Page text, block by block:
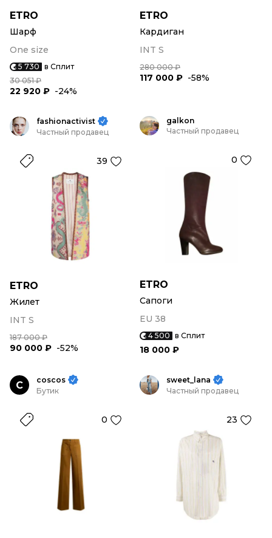
ETRO
Шарф
One size
5 730 в Сплит
30 051 ₽
22 920 ₽ -24%
ETRO
Кардиган
INT S
280 000 ₽
117 000 ₽ -58%
fashionactivist
Частный продавец
39
ETRO
Жилет
INT S
187 000 ₽
90 000 ₽ -52%
galkon
Частный продавец
0
ETRO
Сапоги
EU 38
4 500 в Сплит
18 000 ₽
C
coscos
Бутик
0
sweet_lana
Частный продавец
23